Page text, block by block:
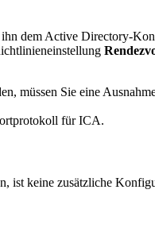
dem Active Directory-
müssen Sie eine
für ICA.
ist keine zusätzliche